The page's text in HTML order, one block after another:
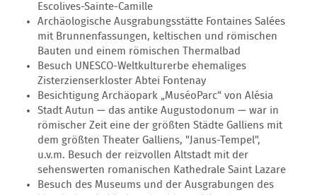
Escolives-Sainte-Camille
Archäologische Ausgrabungsstätte Fontaines Salées
mit Brunnenfassungen, keltischen und römischen
Bauten und einem römischen Thermalbad
Besuch UNESCO-Weltkulturerbe ehemaliges
Zisterzienserkloster Abtei Fontenay
Besichtigung Archäopark „MuséoParc“ von Alésia
Stadt Autun — das antike Augustodonum — war in
römischer Zeit eine der größten Städte Galliens mit
dem größten Theater Galliens, "Janus-Tempel",
u.v.m. Besuch der reizvollen Altstadt mit der
sehenswerten romanischen Kathedrale Saint Lazare
Besuch des Museums und der Ausgrabungen des